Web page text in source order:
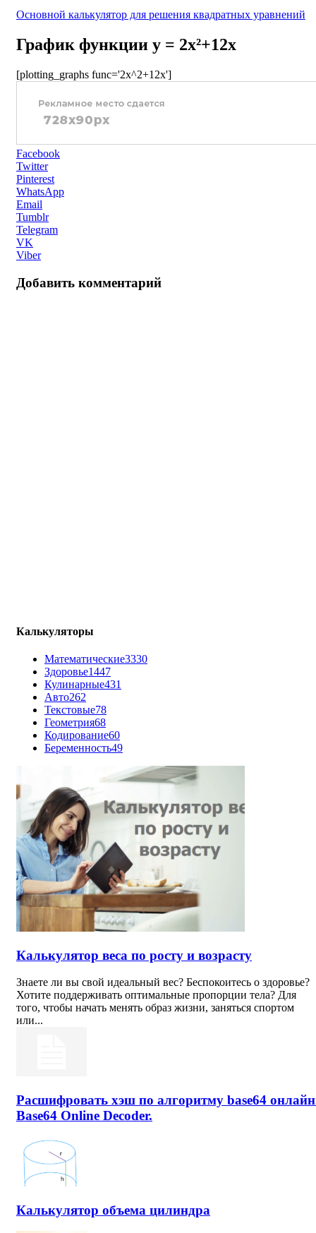
Основной калькулятор для решения квадратных уравнений
График функции y = 2x²+12x
[plotting_graphs func='2x^2+12x']
Facebook
Twitter
Pinterest
WhatsApp
Email
Tumblr
Telegram
VK
Viber
Добавить комментарий
Калькуляторы
Математические3330
Здоровье1447
Кулинарные431
Авто262
Текстовые78
Геометрия68
Кодирование60
Беременность49
Калькулятор веса по росту и возрасту
Знаете ли вы свой идеальный вес? Беспокоитесь о здоровье?
Хотите поддерживать оптимальные пропорции тела? Для
того, чтобы начать менять образ жизни, заняться спортом
или...
Расшифровать хэш по алгоритму base64
Base64 Online Decoder.
Калькулятор объема цилиндра